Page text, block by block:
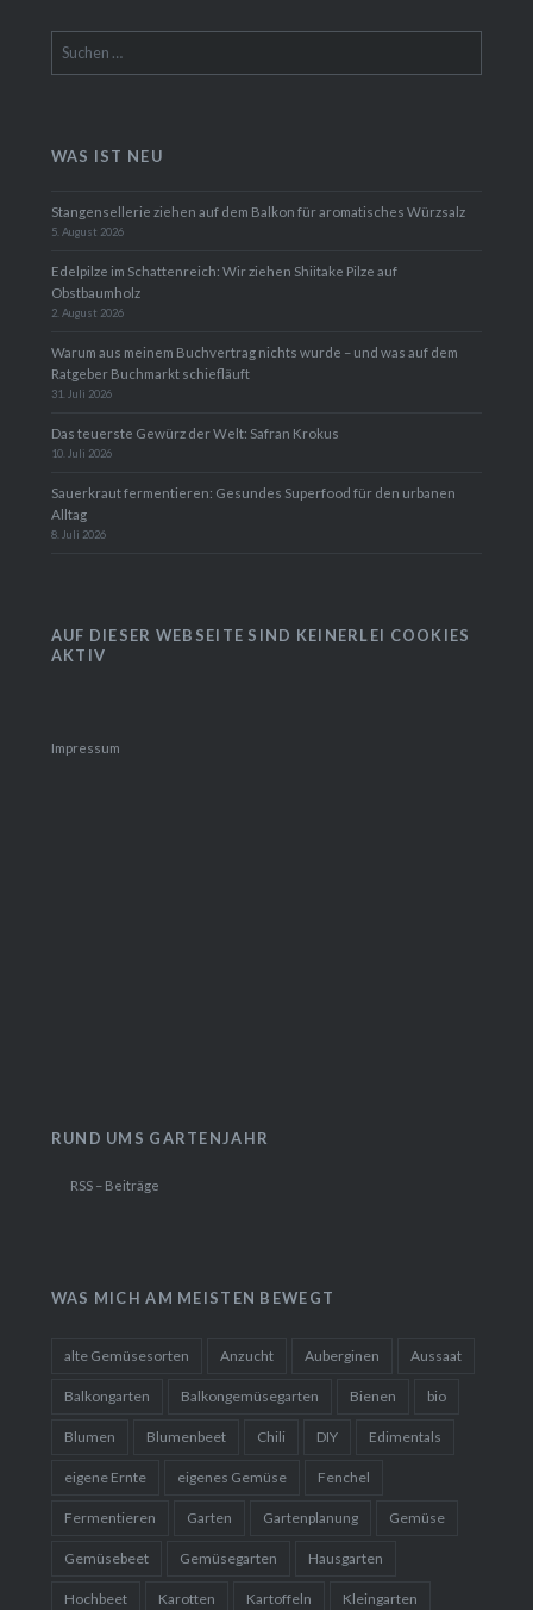
nach:
WAS IST NEU
Stangensellerie ziehen auf dem Balkon für aromatisches Würzsalz
5. August 2026
Edelpilze im Schattenreich: Wir ziehen Shiitake Pilze auf
Obstbaumholz
2. August 2026
Warum aus meinem Buchvertrag nichts wurde – und was auf dem
Ratgeber Buchmarkt schiefläuft
31. Juli 2026
Das teuerste Gewürz der Welt: Safran Krokus
10. Juli 2026
Sauerkraut fermentieren: Gesundes Superfood für den urbanen
Alltag
8. Juli 2026
AUF DIESER WEBSEITE SIND KEINERLEI COOKIES
AKTIV
Impressum
RUND UMS GARTENJAHR
RSS – Beiträge
WAS MICH AM MEISTEN BEWEGT
alte Gemüsesorten Anzucht Auberginen Aussaat
Balkongarten Balkongemüsegarten Bienen bio
Blumen Blumenbeet Chili DIY Edimentals
eigene Ernte eigenes Gemüse Fenchel
Fermentieren Garten Gartenplanung Gemüse
Gemüsebeet Gemüsegarten Hausgarten
Hochbeet Karotten Kartoffeln Kleingarten